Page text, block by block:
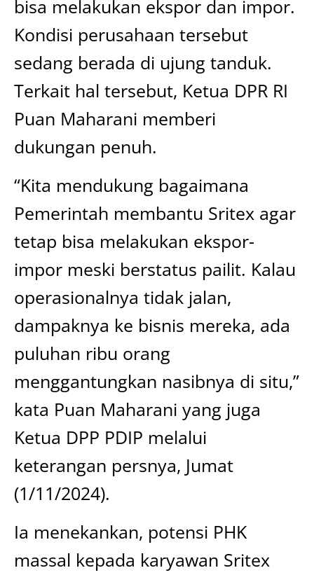
bisa melakukan ekspor dan impor.
Kondisi perusahaan tersebut
sedang berada di ujung tanduk.
Terkait hal tersebut, Ketua DPR RI
Puan Maharani memberi
dukungan penuh.
“Kita mendukung bagaimana
Pemerintah membantu Sritex agar
tetap bisa melakukan ekspor-
impor meski berstatus pailit. Kalau
operasionalnya tidak jalan,
dampaknya ke bisnis mereka, ada
puluhan ribu orang
menggantungkan nasibnya di situ,”
kata Puan Maharani yang juga
Ketua DPP PDIP melalui
keterangan persnya, Jumat
(1/11/2024).
Ia menekankan, potensi PHK
massal kepada karyawan Sritex